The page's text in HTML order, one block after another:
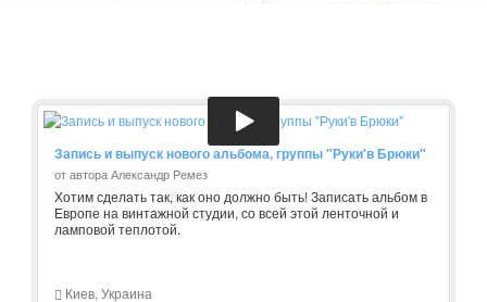
Запись и выпуск нового альбома, группы "Руки'в Брюки"
от автора Александр Ремез
Хотим сделать так, как оно должно быть! Записать альбом в
Европе на винтажной студии, со всей этой ленточной и
ламповой теплотой.
Киев, Украина